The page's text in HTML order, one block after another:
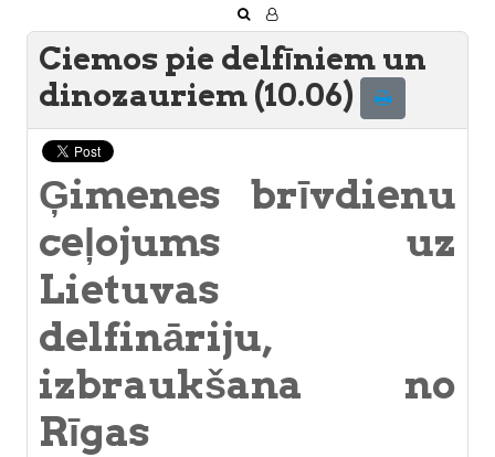
Ciemos pie delfīniem un
dinozauriem (10.06)
Ģimenes brīvdienu
ceļojums uz
Lietuvas
delfināriju,
izbraukšana no
Rīgas